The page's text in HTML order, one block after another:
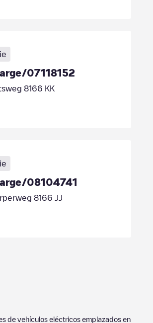
07118152
8166 KK
08104741
8166 JJ
de vehículos eléctricos emplazados en